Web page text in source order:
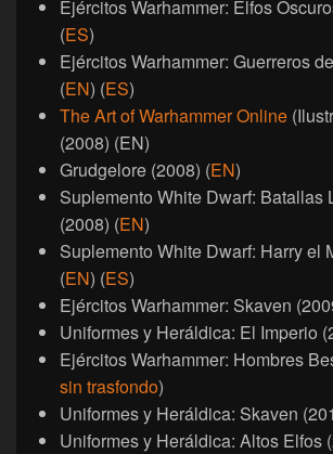
Ejércitos Warhammer: Elfos
(ES)
Ejércitos Warhammer: Guerreros
(EN) (ES)
The Art of Warhammer Online
(2008) (EN)
Grudgelore (2008) (EN)
Suplemento White Dwarf: Batallas
(2008) (EN)
Suplemento White Dwarf: Harry el
(EN) (ES)
Ejércitos Warhammer: Skaven
Uniformes y Heráldica: El Imperio
Ejércitos Warhammer: Hombres
sin trasfondo)
Uniformes y Heráldica: Skaven
Uniformes y Heráldica: Altos Elfos